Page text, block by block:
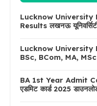
Lucknow University
Results लखनऊ
Lucknow University
BSc, BCom, MA,
BA 1st Year Admit
एडमिट कार्ड 2025